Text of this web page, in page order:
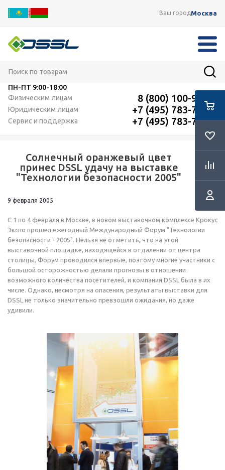
Ваш городМосква
ПН-ПТ 9:00-18:00
Физическим лицам
8 (800) 100-91-12
Юридическим лицам +7 (495) 783-72-87
Сервис и поддержка +7 (495) 783-72-87
Солнечный оранжевый цвет
принес DSSL удачу на выставке
"Технологии безопасности 2005"
RSS
9 февраля 2005
С 1 по 4 февраля в Москве, в новом выставочном комплексе Крокус
Экспо прошел ежегодный Международный Форум "Технологии
безопасности - 2005". Нельзя не отметить, что на этой
выставочной площадке, находящейся в отдалении от центра
столицы, Форум проводился впервые, поэтому многие участники с
большой осторожностью делали прогнозы в отношении
возможного количества посетителей, и компания DSSL была в их
числе. Однако, несмотря на опасения, результаты выставки для
DSSL не только значительно превзошли ожидания, но даже
удивили.